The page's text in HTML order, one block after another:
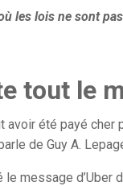
les lois ne sont
tout le
avoir été payé
de Guy A.
message